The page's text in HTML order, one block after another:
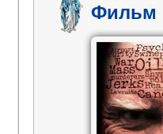
Фильм